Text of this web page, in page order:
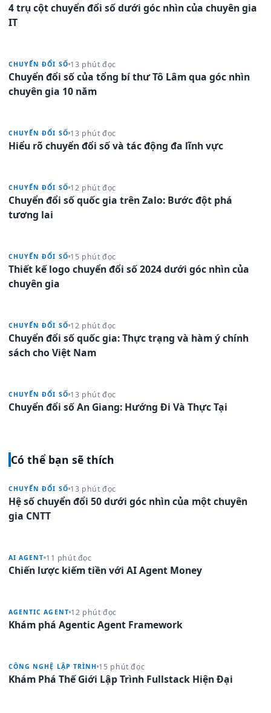
4 trụ cột chuyển đổi số dưới góc nhìn của chuyên gia
IT
CHUYỂN ĐỔI SỐ 13 phút đọc
Chuyển đổi số của tổng bí thư Tô Lâm qua góc nhìn
chuyên gia 10 năm
CHUYỂN ĐỔI SỐ 13 phút đọc
Hiểu rõ chuyển đổi số và tác động đa lĩnh vực
CHUYỂN ĐỔI SỐ 12 phút đọc
Chuyển đổi số quốc gia trên Zalo: Bước đột phá
tương lai
CHUYỂN ĐỔI SỐ 15 phút đọc
Thiết kế logo chuyển đổi số 2024 dưới góc nhìn của
chuyên gia
CHUYỂN ĐỔI SỐ 12 phút đọc
Chuyển đổi số quốc gia: Thực trạng và hàm ý chính
sách cho Việt Nam
CHUYỂN ĐỔI SỐ 13 phút đọc
Chuyển đổi số An Giang: Hướng Đi Và Thực Tại
Có thể bạn sẽ thích
CHUYỂN ĐỔI SỐ 13 phút đọc
Hệ số chuyển đổi 50 dưới góc nhìn của một chuyên
gia CNTT
AI AGENT 11 phút đọc
Chiến lược kiếm tiền với AI Agent Money
AGENTIC AGENT 12 phút đọc
Khám phá Agentic Agent Framework
CÔNG NGHỆ LẬP TRÌNH 15 phút đọc
Khám Phá Thế Giới Lập Trình Fullstack Hiện Đại